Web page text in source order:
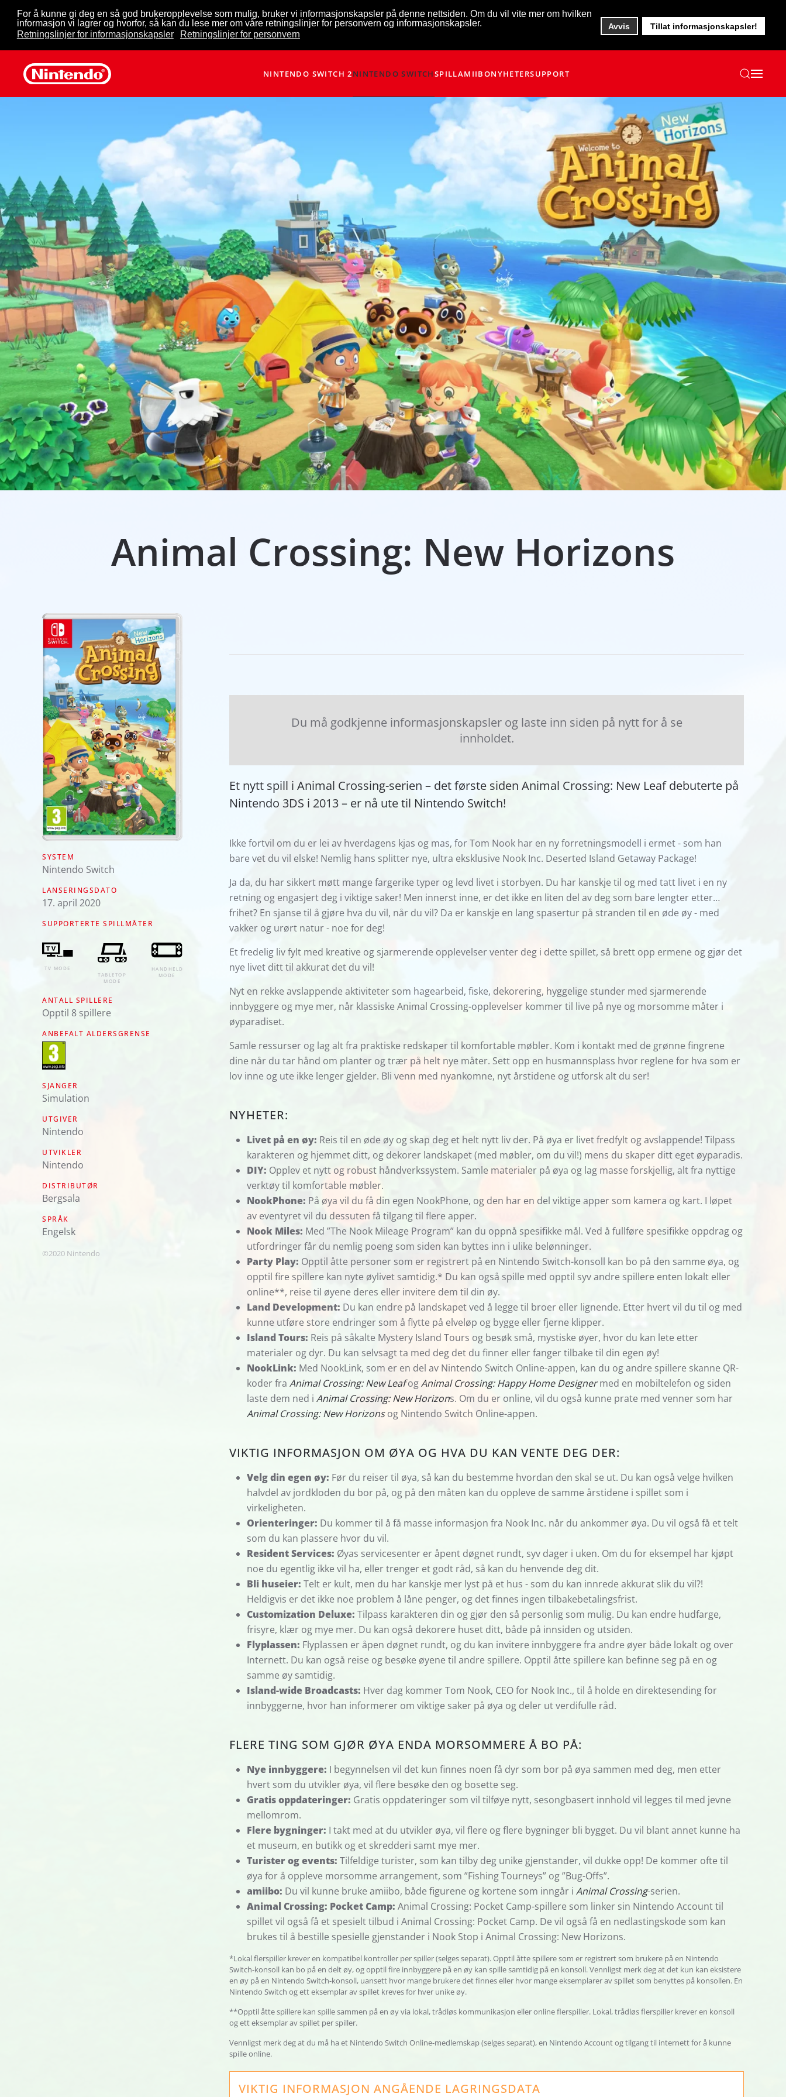
For å kunne gi deg en så god brukeropplevelse som mulig, bruker vi informasjonskapsler på denne nettsiden. Om du vil vite mer om hvilken
informasjon vi lagrer og hvorfor, så kan du lese mer om våre retningslinjer for personvern og informasjonskapsler.
Retningslinjer for informasjonskapsler
Retningslinjer for personvern
Avvis Tillat informasjonskapsler!
Skip to main content
NINTENDO SWITCH 2NINTENDO SWITCHSPILLAMIIBONYHETERSUPPORT
Animal Crossing: New Horizons
SYSTEM
Nintendo Switch
LANSERINGSDATO
17. april 2020
SUPPORTERTE SPILLMÅTER
TV MODE
TABLETOP
MODE
HANDHELD
MODE
ANTALL SPILLERE
Opptil 8 spillere
ANBEFALT ALDERSGRENSE
SJANGER
Simulation
UTGIVER
Nintendo
UTVIKLER
Nintendo
DISTRIBUTØR
Bergsala
SPRÅK
engelsk
©2020 Nintendo
Du må godkjenne informasjonskapsler og laste inn siden på nytt for å se
innholdet.
Et nytt spill i Animal Crossing-serien – det første siden Animal Crossing: New Leaf debuterte på
Nintendo 3DS i 2013 – er nå ute til Nintendo Switch!
Ikke fortvil om du er lei av hverdagens kjas og mas, for Tom Nook har en ny forretningsmodell i ermet - som han
bare vet du vil elske! Nemlig hans splitter nye, ultra eksklusive Nook Inc. Deserted Island Getaway Package!
Ja da, du har sikkert møtt mange fargerike typer og levd livet i storbyen. Du har kanskje til og med tatt livet i en ny
retning og engasjert deg i viktige saker! Men innerst inne, er det ikke en liten del av deg som bare lengter etter…
frihet? En sjanse til å gjøre hva du vil, når du vil? Da er kanskje en lang spasertur på stranden til en øde øy - med
vakker og urørt natur - noe for deg!
Et fredelig liv fylt med kreative og sjarmerende opplevelser venter deg i dette spillet, så brett opp ermene og gjør det
nye livet ditt til akkurat det du vil!
Nyt en rekke avslappende aktiviteter som hagearbeid, fiske, dekorering, hyggelige stunder med sjarmerende
innbyggere og mye mer, når klassiske Animal Crossing-opplevelser kommer til live på nye og morsomme måter i
øyparadiset.
Samle ressurser og lag alt fra praktiske redskaper til komfortable møbler. Kom i kontakt med de grønne fingrene
dine når du tar hånd om planter og trær på helt nye måter. Sett opp en husmannsplass hvor reglene for hva som er
lov inne og ute ikke lenger gjelder. Bli venn med nyankomne, nyt årstidene og utforsk alt du ser!
NYHETER:
Livet på en øy: Reis til en øde øy og skap deg et helt nytt liv der. På øya er livet fredfylt og avslappende! Tilpass
karakteren og hjemmet ditt, og dekorer landskapet (med møbler, om du vil!) mens du skaper ditt eget øyparadis.
DIY: Opplev et nytt og robust håndverkssystem. Samle materialer på øya og lag masse forskjellig, alt fra nyttige
verktøy til komfortable møbler.
NookPhone: På øya vil du få din egen NookPhone, og den har en del viktige apper som kamera og kart. I løpet
av eventyret vil du dessuten få tilgang til flere apper.
Nook Miles: Med ”The Nook Mileage Program” kan du oppnå spesifikke mål. Ved å fullføre spesifikke oppdrag og
utfordringer får du nemlig poeng som siden kan byttes inn i ulike belønninger.
Party Play: Opptil åtte personer som er registrert på en Nintendo Switch-konsoll kan bo på den samme øya, og
opptil fire spillere kan nyte øylivet samtidig.* Du kan også spille med opptil syv andre spillere enten lokalt eller
online**, reise til øyene deres eller invitere dem til din øy.
Land Development: Du kan endre på landskapet ved å legge til broer eller lignende. Etter hvert vil du til og med
kunne utføre store endringer som å flytte på elveløp og bygge eller fjerne klipper.
Island Tours: Reis på såkalte Mystery Island Tours og besøk små, mystiske øyer, hvor du kan lete etter
materialer og dyr. Du kan selvsagt ta med deg det du finner eller fanger tilbake til din egen øy!
NookLink: Med NookLink, som er en del av Nintendo Switch Online-appen, kan du og andre spillere skanne QR-
koder fra Animal Crossing: New LeafogAnimal Crossing: Happy Home Designermed en mobiltelefon og siden
laste dem ned i Animal Crossing: New Horizons. Om du er online, vil du også kunne prate med venner som har
Animal Crossing: New Horizonsog Nintendo Switch Online-appen.
VIKTIG INFORMASJON OM ØYA OG HVA DU KAN VENTE DEG DER:
Velg din egen øy: Før du reiser til øya, så kan du bestemme hvordan den skal se ut. Du kan også velge hvilken
halvdel av jordkloden du bor på, og på den måten kan du oppleve de samme årstidene i spillet som i
virkeligheten.
Orienteringer: Du kommer til å få masse informasjon fra Nook Inc. når du ankommer øya. Du vil også få et telt
som du kan plassere hvor du vil.
Resident Services: Øyas servicesenter er åpent døgnet rundt, syv dager i uken. Om du for eksempel har kjøpt
noe du egentlig ikke vil ha, eller trenger et godt råd, så kan du henvende deg dit.
Bli huseier: Telt er kult, men du har kanskje mer lyst på et hus - som du kan innrede akkurat slik du vil?!
Heldigvis er det ikke noe problem å låne penger, og det finnes ingen tilbakebetalingsfrist.
Customization Deluxe: Tilpass karakteren din og gjør den så personlig som mulig. Du kan endre hudfarge,
frisyre, klær og mye mer. Du kan også dekorere huset ditt, både på innsiden og utsiden.
Flyplassen: Flyplassen er åpen døgnet rundt, og du kan invitere innbyggere fra andre øyer både lokalt og over
Internett. Du kan også reise og besøke øyene til andre spillere. Opptil åtte spillere kan befinne seg på en og
samme øy samtidig.
Island-wide Broadcasts: Hver dag kommer Tom Nook, CEO for Nook Inc., til å holde en direktesending for
innbyggerne, hvor han informerer om viktige saker på øya og deler ut verdifulle råd.
FLERE TING SOM GJØR ØYA ENDA MORSOMMERE Å BO PÅ:
Nye innbyggere: I begynnelsen vil det kun finnes noen få dyr som bor på øya sammen med deg, men etter
hvert som du utvikler øya, vil flere besøke den og bosette seg.
Gratis oppdateringer: Gratis oppdateringer som vil tilføye nytt, sesongbasert innhold vil legges til med jevne
mellomrom.
Flere bygninger: I takt med at du utvikler øya, vil flere og flere bygninger bli bygget. Du vil blant annet kunne ha
et museum, en butikk og et skredderi samt mye mer.
Turister og events: Tilfeldige turister, som kan tilby deg unike gjenstander, vil dukke opp! De kommer ofte til
øya for å oppleve morsomme arrangement, som ”Fishing Tourneys” og ”Bug-Offs”.
amiibo: Du vil kunne bruke amiibo, både figurene og kortene som inngår i Animal Crossing-serien.
Animal Crossing: Pocket Camp: Animal Crossing: Pocket Camp-spillere som linker sin Nintendo Account til
spillet vil også få et spesielt tilbud i Animal Crossing: Pocket Camp. De vil også få en nedlastingskode som kan
brukes til å bestille spesielle gjenstander i Nook Stop i Animal Crossing: New Horizons.
*Lokal flerspiller krever en kompatibel kontroller per spiller (selges separat). Opptil åtte spillere som er registrert som brukere på en Nintendo
Switch-konsoll kan bo på en delt øy, og opptil fire innbyggere på en øy kan spille samtidig på en konsoll. Vennligst merk deg at det kun kan eksistere
en øy på en Nintendo Switch-konsoll, uansett hvor mange brukere det finnes eller hvor mange eksemplarer av spillet som benyttes på konsollen. En
Nintendo Switch og ett eksemplar av spillet kreves for hver unike øy.
**Opptil åtte spillere kan spille sammen på en øy via lokal, trådløs kommunikasjon eller online flerspiller. Lokal, trådløs flerspiller krever en konsoll
og ett eksemplar av spillet per spiller.
Vennligst merk deg at du må ha et Nintendo Switch Online-medlemskap (selges separat), en Nintendo Account og tilgang til internett for å kunne
spille online.
VIKTIG INFORMASJON ANGÅENDE LAGRINGSDATA